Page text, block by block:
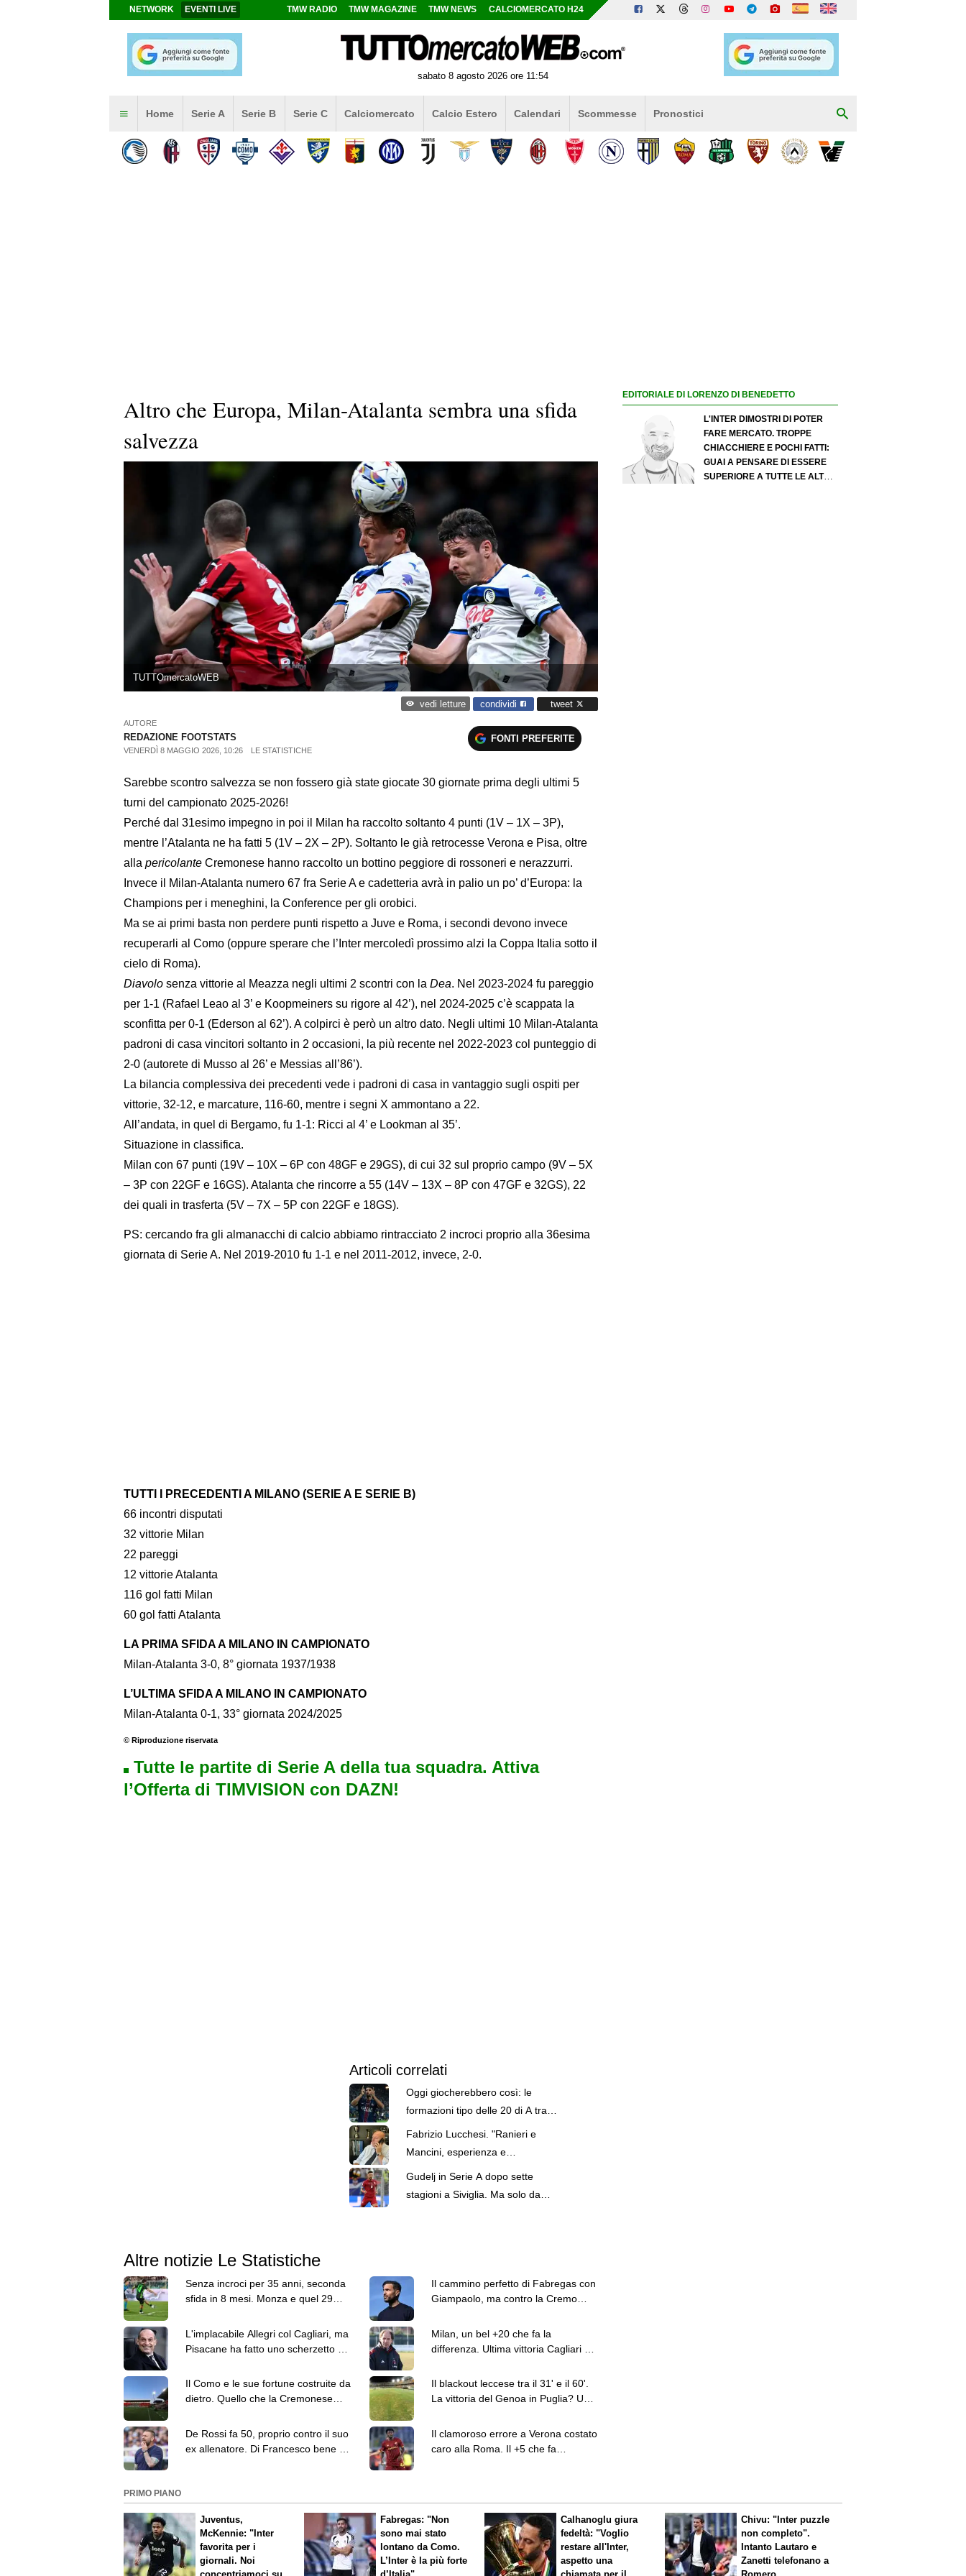
NETWORK EVENTI LIVE TMW RADIO TMW MAGAZINE TMW NEWS CALCIOMERCATO H24
sabato 8 agosto 2026 ore 11:54
Home Serie A Serie B Serie C Calciomercato Calcio Estero Calendari Scommesse Pronostici
Altro che Europa, Milan-Atalanta sembra una sfida
salvezza
TUTTOmercatoWEB
vedi letture condividi tweet
AUTORE
REDAZIONE FOOTSTATS
VENERDÌ 8 MAGGIO 2026, 10:26 LE STATISTICHE
FONTI PREFERITE
Sarebbe scontro salvezza se non fossero già state giocate 30 giornate prima degli ultimi 5
turni del campionato 2025-2026!
Perché dal 31esimo impegno in poi il Milan ha raccolto soltanto 4 punti (1V – 1X – 3P),
mentre l’Atalanta ne ha fatti 5 (1V – 2X – 2P). Soltanto le già retrocesse Verona e Pisa, oltre
alla pericolante Cremonese hanno raccolto un bottino peggiore di rossoneri e nerazzurri.
Invece il Milan-Atalanta numero 67 fra Serie A e cadetteria avrà in palio un po’ d’Europa: la
Champions per i meneghini, la Conference per gli orobici.
Ma se ai primi basta non perdere punti rispetto a Juve e Roma, i secondi devono invece
recuperarli al Como (oppure sperare che l’Inter mercoledì prossimo alzi la Coppa Italia sotto il
cielo di Roma).
Diavolo senza vittorie al Meazza negli ultimi 2 scontri con la Dea. Nel 2023-2024 fu pareggio
per 1-1 (Rafael Leao al 3’ e Koopmeiners su rigore al 42’), nel 2024-2025 c’è scappata la
sconfitta per 0-1 (Ederson al 62’). A colpirci è però un altro dato. Negli ultimi 10 Milan-Atalanta
padroni di casa vincitori soltanto in 2 occasioni, la più recente nel 2022-2023 col punteggio di
2-0 (autorete di Musso al 26’ e Messias all’86’).
La bilancia complessiva dei precedenti vede i padroni di casa in vantaggio sugli ospiti per
vittorie, 32-12, e marcature, 116-60, mentre i segni X ammontano a 22.
All’andata, in quel di Bergamo, fu 1-1: Ricci al 4’ e Lookman al 35’.
Situazione in classifica.
Milan con 67 punti (19V – 10X – 6P con 48GF e 29GS), di cui 32 sul proprio campo (9V – 5X
– 3P con 22GF e 16GS). Atalanta che rincorre a 55 (14V – 13X – 8P con 47GF e 32GS), 22
dei quali in trasferta (5V – 7X – 5P con 22GF e 18GS).
PS: cercando fra gli almanacchi di calcio abbiamo rintracciato 2 incroci proprio alla 36esima
giornata di Serie A. Nel 2019-2010 fu 1-1 e nel 2011-2012, invece, 2-0.
TUTTI I PRECEDENTI A MILANO (SERIE A E SERIE B)
66 incontri disputati
32 vittorie Milan
22 pareggi
12 vittorie Atalanta
116 gol fatti Milan
60 gol fatti Atalanta
LA PRIMA SFIDA A MILANO IN CAMPIONATO
Milan-Atalanta 3-0, 8° giornata 1937/1938
L’ULTIMA SFIDA A MILANO IN CAMPIONATO
Milan-Atalanta 0-1, 33° giornata 2024/2025
© Riproduzione riservata
Tutte le partite di Serie A della tua squadra. Attiva
l’Offerta di TIMVISION con DAZN!
Articoli correlati
Oggi giocherebbero così: le
formazioni tipo delle 20 di A tra
conferme e nuovi arrivi
Fabrizio Lucchesi. "Ranieri e
Mancini, esperienza e
competenza per la Nazionale.
Mercato, gap con l'Inter non
Gudelj in Serie A dopo sette
stagioni a Siviglia. Ma solo da
Altre notizie Le Statistiche
Senza incroci per 35 anni, seconda
sfida in 8 mesi. Monza e quel 29
Il cammino perfetto di Fabregas con
Giampaolo, ma contro la Cremo
L'implacabile Allegri col Cagliari, ma
Pisacane ha fatto uno scherzetto al
Milan, un bel +20 che fa la
differenza. Ultima vittoria Cagliari nel
Il Como e le sue fortune costruite da
dietro. Quello che la Cremonese
Il blackout leccese tra il 31' e il 60'.
La vittoria del Genoa in Puglia? Un
De Rossi fa 50, proprio contro il suo
ex allenatore. Di Francesco bene col
Il clamoroso errore a Verona costato
caro alla Roma. Il +5 che fa
EDITORIALE DI LORENZO DI BENEDETTO
L'INTER DIMOSTRI DI POTER
FARE MERCATO. TROPPE
CHIACCHIERE E POCHI FATTI:
GUAI A PENSARE DI ESSERE
SUPERIORE A TUTTE LE ALTRE
PRIMO PIANO
Juventus,
McKennie: "Inter
favorita per i
giornali. Noi
Fabregas: "Non
sono mai stato
lontano da Como.
L’Inter è la più forte
Calhanoglu giura
fedeltà: "Voglio
restare all'Inter,
aspetto una
Chivu: "Inter puzzle
non completo".
Intanto Lautaro e
Zanetti telefonano a